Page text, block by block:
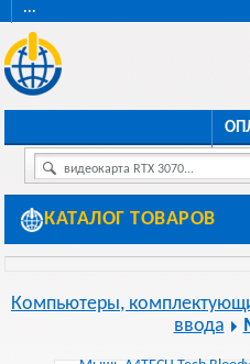
···
видеокарта RTX 3070...
КАТАЛОГ ТОВАРОВ
Компьютеры,
ввода